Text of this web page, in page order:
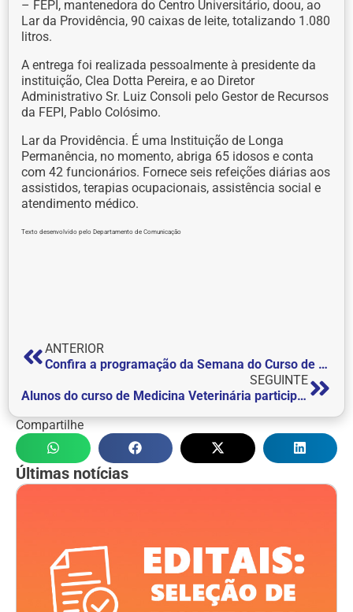
– FEPI, mantenedora do Centro Universitário, doou, ao
Lar da Providência, 90 caixas de leite, totalizando 1.080
litros.
A entrega foi realizada pessoalmente à presidente da
instituição, Clea Dotta Pereira, e ao Diretor
Administrativo Sr. Luiz Consoli pelo Gestor de Recursos
da FEPI, Pablo Colósimo.
Lar da Providência. É uma Instituição de Longa
Permanência, no momento, abriga 65 idosos e conta
com 42 funcionários. Fornece seis refeições diárias aos
assistidos, terapias ocupacionais, assistência social e
atendimento médico.
Texto desenvolvido pelo Departamento de Comunicação
ANTERIOR
Confira a programação da Semana do Curso de Engenharia de Produção
SEGUINTE
Alunos do curso de Medicina Veterinária participam de palestra sobre tratamento de queimaduras em sucuri amarela com pele de tilápia do Nilo
Compartilhe
Últimas notícias